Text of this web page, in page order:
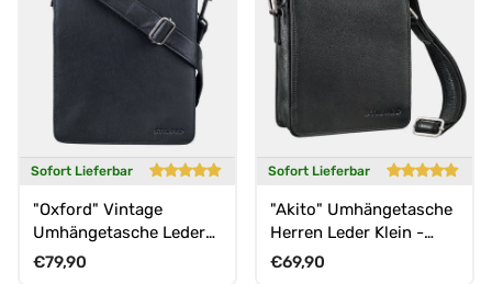
Sofort Lieferbar
"Oxford" Vintage
Umhängetasche Leder
Herren mittel-groß DIN
Normaler Preis
€79,90
Sofort Lieferbar
"Akito" Umhängetasche
Herren Leder Klein -
Herrentasche aus
Normaler Preis
€69,90